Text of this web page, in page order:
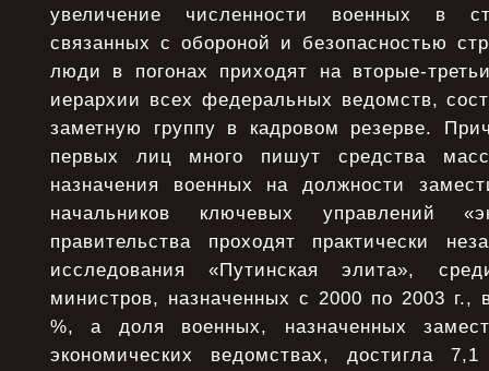
увеличение численности военных в
связанных с обороной и безопасностью
люди в погонах приходят на вторые-
иерархии всех федеральных ведомств,
заметную группу в кадровом резерве.
первых лиц много пишут средства
назначения военных на должности
начальников ключевых управлений
правительства проходят практически
исследования «Путинская элита»,
министров, назначенных с 2000 по 2003 г.,
%, а доля военных, назначенных
экономических ведомствах, достигла